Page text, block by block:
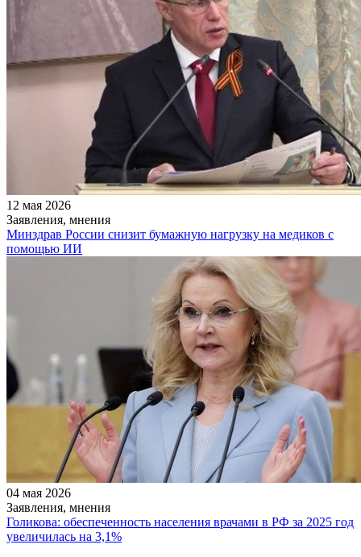
12 мая 2026
Заявления, мнения
Минздрав России снизит бумажную нагрузку на медиков с
помощью ИИ
04 мая 2026
Заявления, мнения
Голикова: обеспеченность населения врачами в РФ за 2025 год
увеличилась на 3,1%